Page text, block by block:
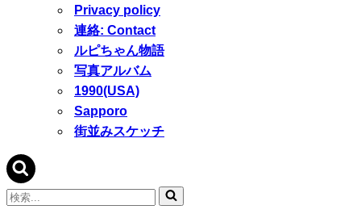
Privacy policy
連絡: Contact
ルピちゃん物語
写真アルバム
1990(USA)
Sapporo
街並みスケッチ
検
索...